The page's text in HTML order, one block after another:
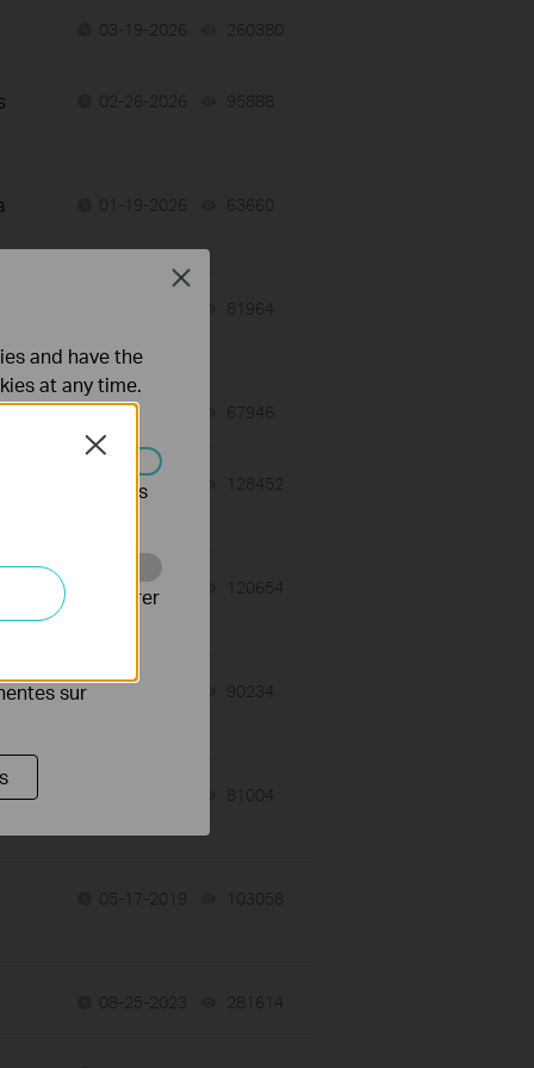
03-19-2026 260380
02-26-2026 95888
01-19-2026 63660
81964
12-20-2024 67946
08-21-2025 128452
06-03-2019 120654
90234
81004
05-17-2019 103058
08-25-2023 281614
Close
and have the
at any time.
être désactivés
pour améliorer
publicitaires
sur
Close